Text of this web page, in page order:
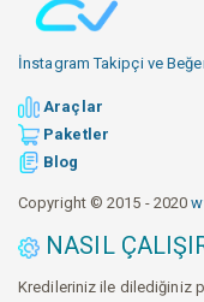
İnstagram Takipçi ve
Araçlar
Paketler
Blog
Copyright © 2015 - 2020
NASIL
Kredileriniz ile dilediğiniz